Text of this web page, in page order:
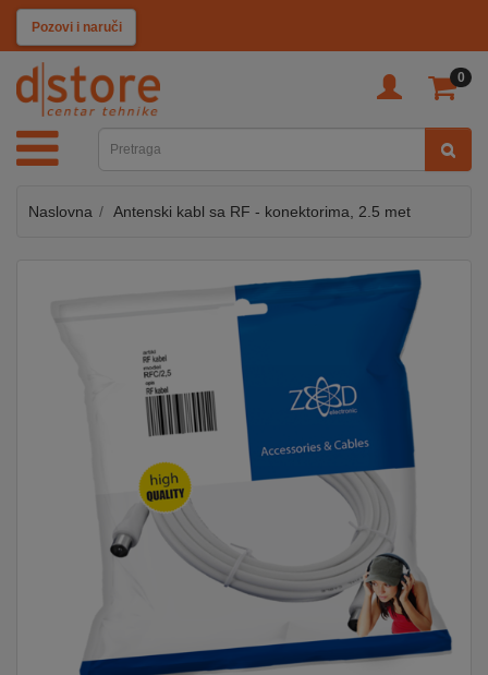
Pozovi i naruči
0
KATEGORIJE
TV
SAT
MOBILNI
ENERGIJA
Naslovna Antenski kabl sa RF - konektorima, 2.5 met